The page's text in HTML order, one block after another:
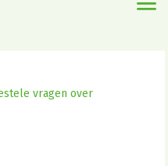
vragen over